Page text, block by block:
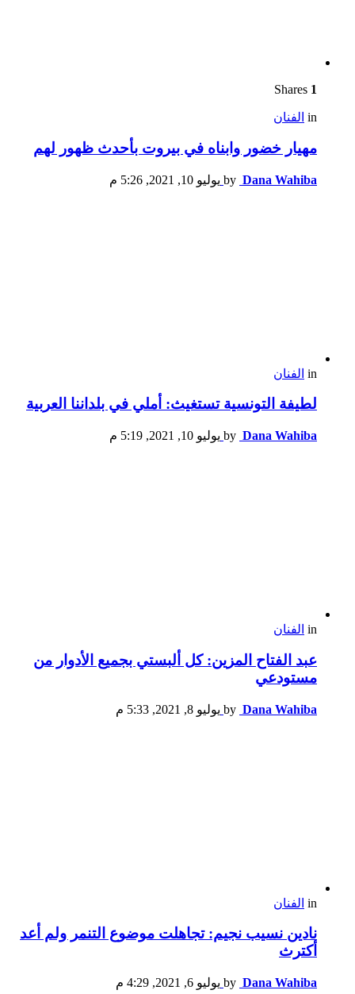
1
in الفنان
مهيار خضور وابناه في بيروت بأحدث ظهور لهم
by Dana Wahiba يوليو 10, 2021, 5:26 م
in الفنان
لطيفة التونسية تستغيث: أملي في بلداننا العربية
by Dana Wahiba يوليو 10, 2021, 5:19 م
in الفنان
عبد الفتاح المزين: كل ألبستي بجميع الأدوار من
مستودعي
by Dana Wahiba يوليو 8, 2021, 5:33 م
in الفنان
نادين نسيب نجيم: تجاهلت موضوع التنمر ولم أعد
أكترث
by Dana Wahiba يوليو 6, 2021, 4:29 م